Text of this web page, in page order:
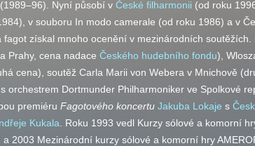
(1989–96). Nyní působí v České filharmonii (od roku
v souboru In modo camerale (od roku 1986) a v
získal mnoho ocenění v mezinárodních soutěžích.
Prahy, cena nadace Českého hudebního fondu),
cena), soutěž Carla Marii von Webera v Mnichově
orchestrem Dortmunder Philharmoniker ve Spolkové
premiéru Fagotového koncertu Jakuba Lokaje s
Kukala . Roku 1993 vedl Kurzy sólové a komorní
2003 Mezinárodní kurzy sólové a komorní hry